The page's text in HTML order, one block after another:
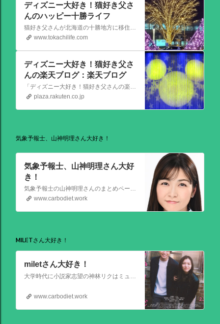
ディズニー大好き！猫好き父さ
んのハッピー十勝ライフ
猫好き父さんが北海道の十勝地方に移住しました。なれない北海道の暮らしについてお伝えします。
www.tokachilife.com
ディズニー大好き！猫好き父さ
んの楽天ブログ：楽天ブログ
「ディズニー大好き！猫好き父さんの楽天ブログ」にようこそ！ いろんなブログサービスが廃止になるなか満を持して楽天ブログをはじめようと思います。 よろしくお願いいたします。
plaza.rakuten.co.jp
気象予報士、山神明理さん大好き！
気象予報士、山神明理さん大好
き！
気象予報士の山神明理さんのまとめページを作成しました。情報があればこれからも更新します。 #山上明理 さんではありません、#山神明理 さんです。 #山神さんロス #気象予報士 #防災士 #山上あかり #DayDay
www.carbodiet.work
MILETさん大好き！
miletさん大好き！
www.carbodiet.work